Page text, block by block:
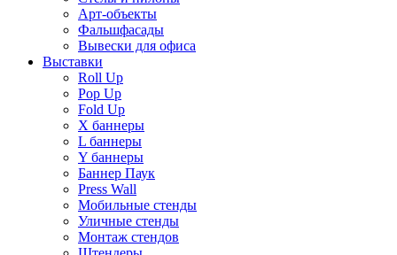
Арт-объекты
Фальшфасады
Вывески для офиса
Выставки
Roll Up
Pop Up
Fold Up
Х баннеры
L баннеры
Y баннеры
Баннер Паук
Press Wall
Мобильные стенды
Уличные стенды
Монтаж стендов